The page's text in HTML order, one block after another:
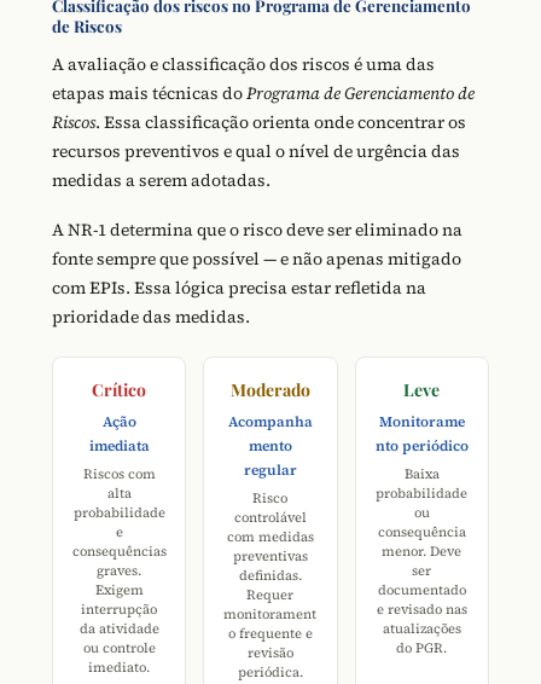
Classificação dos riscos no Programa de Gerenciamento
de Riscos
A avaliação e classificação dos riscos é uma das
etapas mais técnicas doPrograma de Gerenciamento de
Riscos. Essa classificação orienta onde concentrar os
recursos preventivos e qual o nível de urgência das
medidas a serem adotadas.
A NR-1 determina que o risco deve ser eliminado na
fonte sempre que possível — e não apenas mitigado
com EPIs. Essa lógica precisa estar refletida na
prioridade das medidas.
Crítico
Ação
imediata
Riscos com
alta
probabilidade
e
consequências
graves.
Exigem
interrupção
da atividade
ou controle
imediato.
Moderado
Acompanha
mento
regular
Risco
controlável
com medidas
preventivas
definidas.
Requer
monitorament
o frequente e
revisão
periódica.
Leve
Monitorame
nto periódico
Baixa
probabilidade
ou
consequência
menor. Deve
ser
documentado
e revisado nas
atualizações
do PGR.